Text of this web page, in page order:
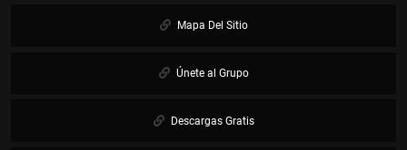
Mapa Del Sitio
Únete al Grupo
Descargas Gratis